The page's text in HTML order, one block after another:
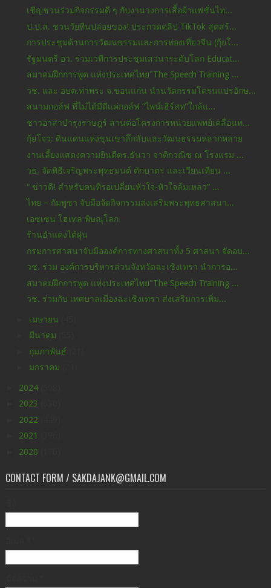
เชิญชวนร่วมกิจกรรมดี ๆ กับงานวงการเสื้อผ้าแฟชั่นไท...
ป.ป.ส. ชวนวัยทีนปล่อยของ! ประกวดคลิป TikTok สุดสร้...
การประชุมด้านการวัฒนธรรมและการท่องเที่ยวจีน (กุ้ยโ...
รัฐมนตรี อว. ร่วมเวทีการประชุมเสวนาระดับโลก Educat...
สมาคมฝึกการพูด แห่งประเทศไทย"The Speech Training ...
วช. และ อบต.ท่าพระ จ.ขอนแก่น นำนวัตกรรมโดรนแปรอักษ...
สนามกอล์ฟ ที่ไม่ได้มีดีแค่กอล์ฟ “ไพน์เฮิร์สท”ใกล้แ...
ชาวอาสาบำรุงราษฎร์ สานต่อโครงการหน่วยแพทย์เคลื่อนท...
กุ้ยโจว: ดินแดนแห่งขุนเขาลึกลับและวัฒนธรรมหลากหลาย
งานเลี้ยงแสดงความยินดีดร.ธันวา จาติกวณิช ณ โรงแรม ...
วธ. จัดพิธีเจริญพระพุทธมนต์ ตักบาตร และเวียนเทียน ...
“ ข่าวดี! สำหรับคนที่รอเปลี่ยนหัวใจ-หัวใจล้มเหลว” ...
ไทย – กัมพูชา จับมือจัดกิจกรรมส่งเสริมพระพุทธศาสนา...
เอซเซน โฮเทล พิษณุโลก
ร้านอำแดงไต้ฝุ่น
กรมการศาสนาจับมือองค์การทางศาสนาทั้ง 5 ศาสนา จัดอบ...
วช. ร่วม องค์การบริหารส่วนจังหวัดฉะเชิงเทรา นำการอ...
สมาคมฝึกการพูด แห่งประเทศไทย"The Speech Training ...
วช. ร่วมกับ เทศบาลเมืองฉะเชิงเทรา ส่งเสริมการเพิ่ม...
เมษายน
มีนาคม
กุมภาพันธ์
มกราคม
2024
2023
2022
2021
2020
CONTACT FORM / SAKDAJANK@GMAIL.COM